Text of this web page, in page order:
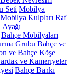
Seti Mobilya
Mobilya Kulpları Raf
Bahçe Mobilyaları
Grubu Bahçe ve
ve Bahçe Köşe
ve Kameriyeler
Bahçe Bankı